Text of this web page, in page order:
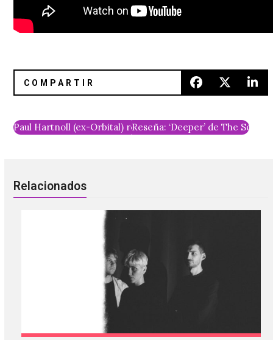
Paul Hartnoll (ex-Orbital) recluta a Robert Smith en su
Reseña: ‘Deeper’ de The Soft
Relacionados